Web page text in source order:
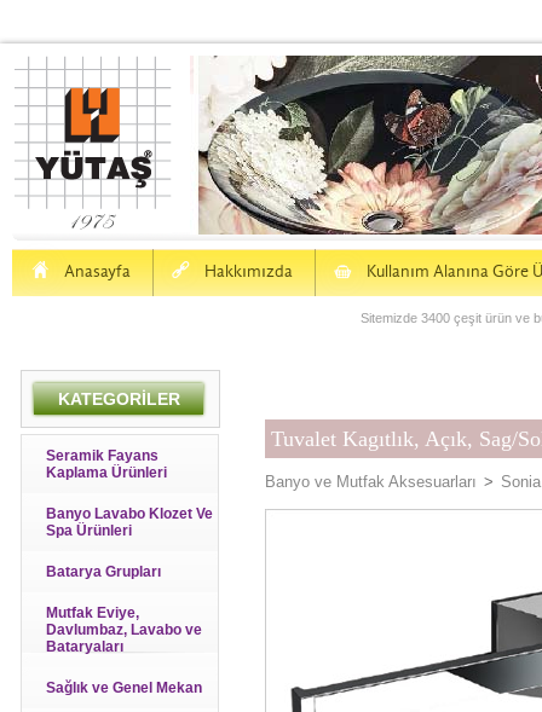
Anasayfa
H Hakkımızda
a Kullanım Alanına Göre
S
Sitemizde 3400 çeşit ürün ve
KATEGORİLER
Seramik Fayans
Kaplama Ürünleri
Banyo Lavabo Klozet Ve
Spa Ürünleri
Batarya Grupları
Mutfak Eviye,
Davlumbaz, Lavabo ve
Bataryaları
Sağlık ve Genel Mekan
Tuvalet Kagıtlık, Açık, Sag/
Banyo ve Mutfak Aksesuarları >